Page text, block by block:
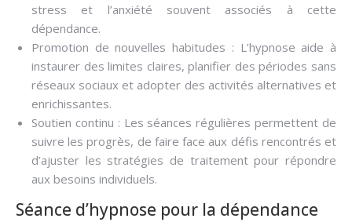
stress et l’anxiété souvent associés à cette
dépendance.
Promotion de nouvelles habitudes : L’hypnose aide à
instaurer des limites claires, planifier des périodes sans
réseaux sociaux et adopter des activités alternatives et
enrichissantes.
Soutien continu : Les séances régulières permettent de
suivre les progrès, de faire face aux défis rencontrés et
d’ajuster les stratégies de traitement pour répondre
aux besoins individuels.
Séance d’hypnose pour la dépendance